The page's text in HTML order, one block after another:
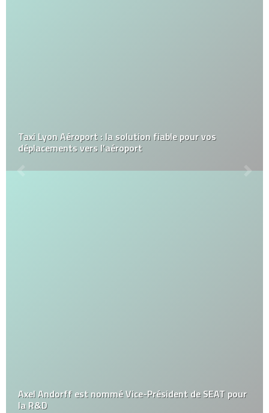
Taxi Lyon Aéroport : la solution fiable pour vos
déplacements vers l’aéroport
Axel Andorff est nommé Vice-Président de SEAT pour
la R&D